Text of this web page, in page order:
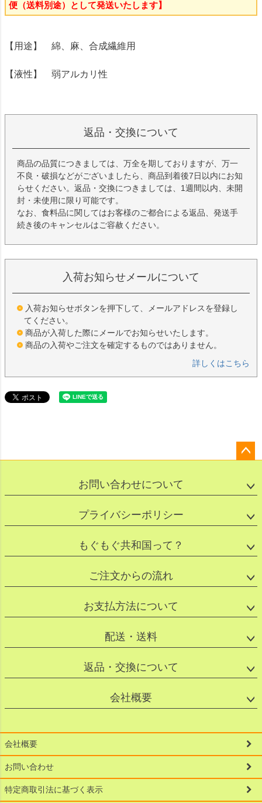
便（送料別途）として発送いたします】
【用途】 綿、麻、合成繊維用
【液性】 弱アルカリ性
返品・交換について
商品の品質につきましては、万全を期しておりますが、万一
不良・破損などがございましたら、商品到着後7日以内にお知
らせください。返品・交換につきましては、1週間以内、未開
封・未使用に限り可能です。
なお、食料品に関してはお客様のご都合による返品、発送手
続き後のキャンセルはご容赦ください。
入荷お知らせメールについて
入荷お知らせボタンを押下して、メールアドレスを登録し
てください。
商品が入荷した際にメールでお知らせいたします。
商品の入荷やご注文を確定するものではありません。
詳しくはこちら
ップ
お問い合わせについて
プライバシーポリシー
もぐもぐ共和国って？
ご注文からの流れ
お支払方法について
配送・送料
返品・交換について
会社概要
会社概要
お問い合わせ
特定商取引法に基づく表示